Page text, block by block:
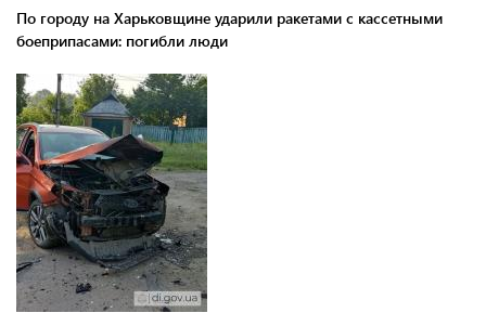
По городу на Харьковщине ударили ракетами с кассетными
боеприпасами: погибли люди